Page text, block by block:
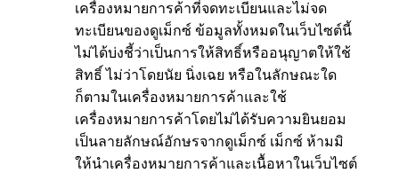
เครื่องหมายการค้าที่จดทะเบียนและไม่จด
ทะเบียนของดูเม็กซ์ ข้อมูลทั้งหมดในเว็บไซต์นี้
ไม่ได้บ่งชี้ว่าเป็นการให้สิทธิ์หรืออนุญาตให้ใช้
สิทธิ์ ไม่ว่าโดยนัย นิ่งเฉย หรือในลักษณะใด
ก็ตามในเครื่องหมายการค้าและใช้
เครื่องหมายการค้าโดยไม่ได้รับความยินยอม
เป็นลายลักษณ์อักษรจากดูเม็กซ์ เม็กซ์ ห้ามมิ
ให้นำเครื่องหมายการค้าและเนื้อหาในเว็บไซต์